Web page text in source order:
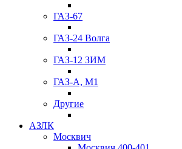
ГАЗ-67
ГАЗ-24 Волга
ГАЗ-12 ЗИМ
ГАЗ-А, М1
Другие
АЗЛК
Москвич